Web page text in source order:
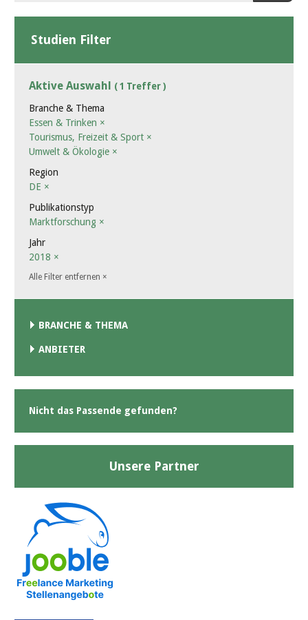
Studien Filter
Aktive Auswahl ( 1 Treffer )
Branche & Thema
Essen & Trinken ×
Tourismus, Freizeit & Sport ×
Umwelt & Ökologie ×
Region
DE ×
Publikationstyp
Marktforschung ×
Jahr
2018 ×
Alle Filter entfernen ×
BRANCHE & THEMA
ANBIETER
Nicht das Passende gefunden?
Unsere Partner